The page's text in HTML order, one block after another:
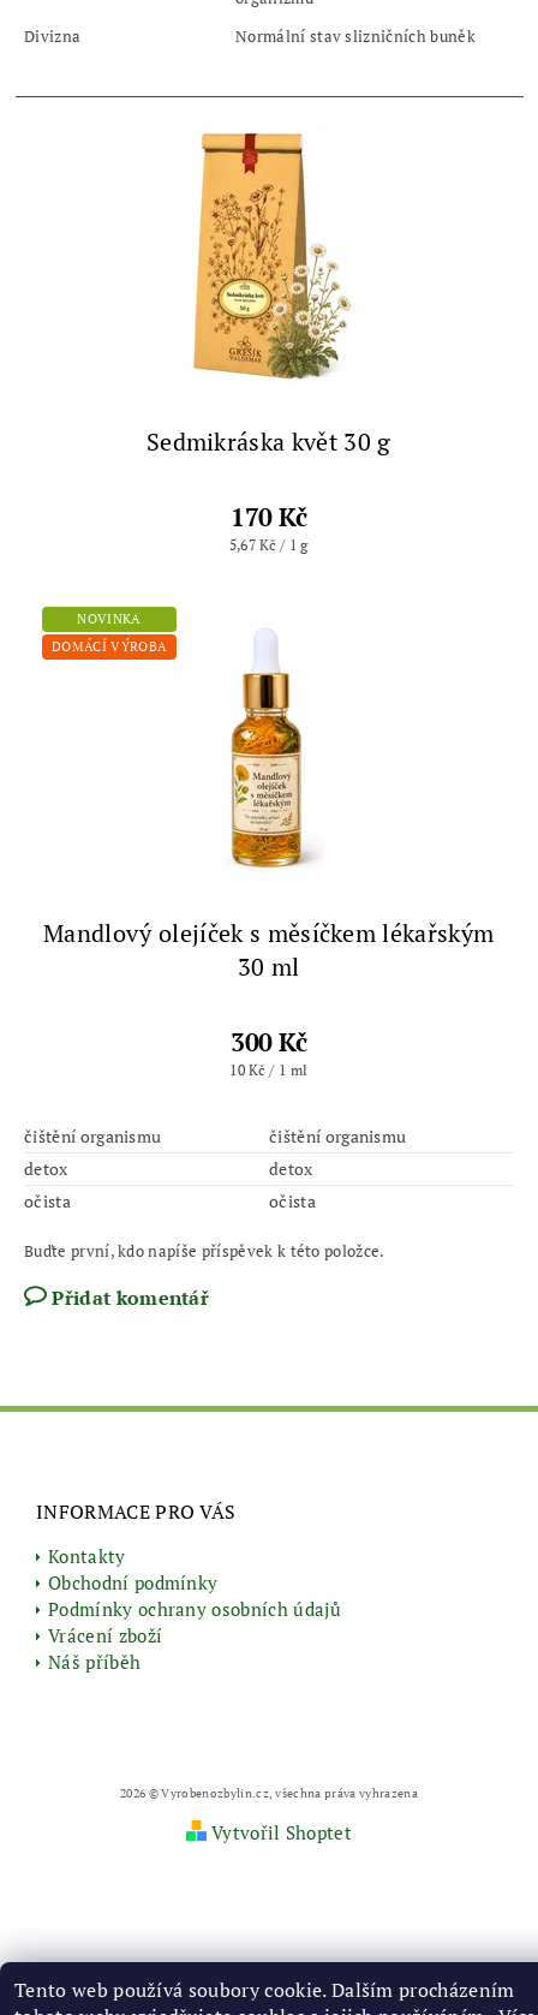
Divizna
Normální stav slizničních buněk
Sedmikráska květ 30 g
170 Kč
5,67 Kč / 1 g
NOVINKA
DOMÁCÍ VÝROBA
Mandlový olejíček s měsíčkem lékařským
30 ml
300 Kč
10 Kč / 1 ml
čištění organismu
čištění organismu
detox
detox
očista
očista
Buďte první, kdo napíše příspěvek k této položce.
Přidat komentář
INFORMACE PRO VÁS
Kontakty
Obchodní podmínky
Podmínky ochrany osobních údajů
Vrácení zboží
Náš příběh
2026 © Vyrobenozbylin.cz, všechna práva vyhrazena
Vytvořil Shoptet
Tento web používá soubory cookie. Dalším procházením